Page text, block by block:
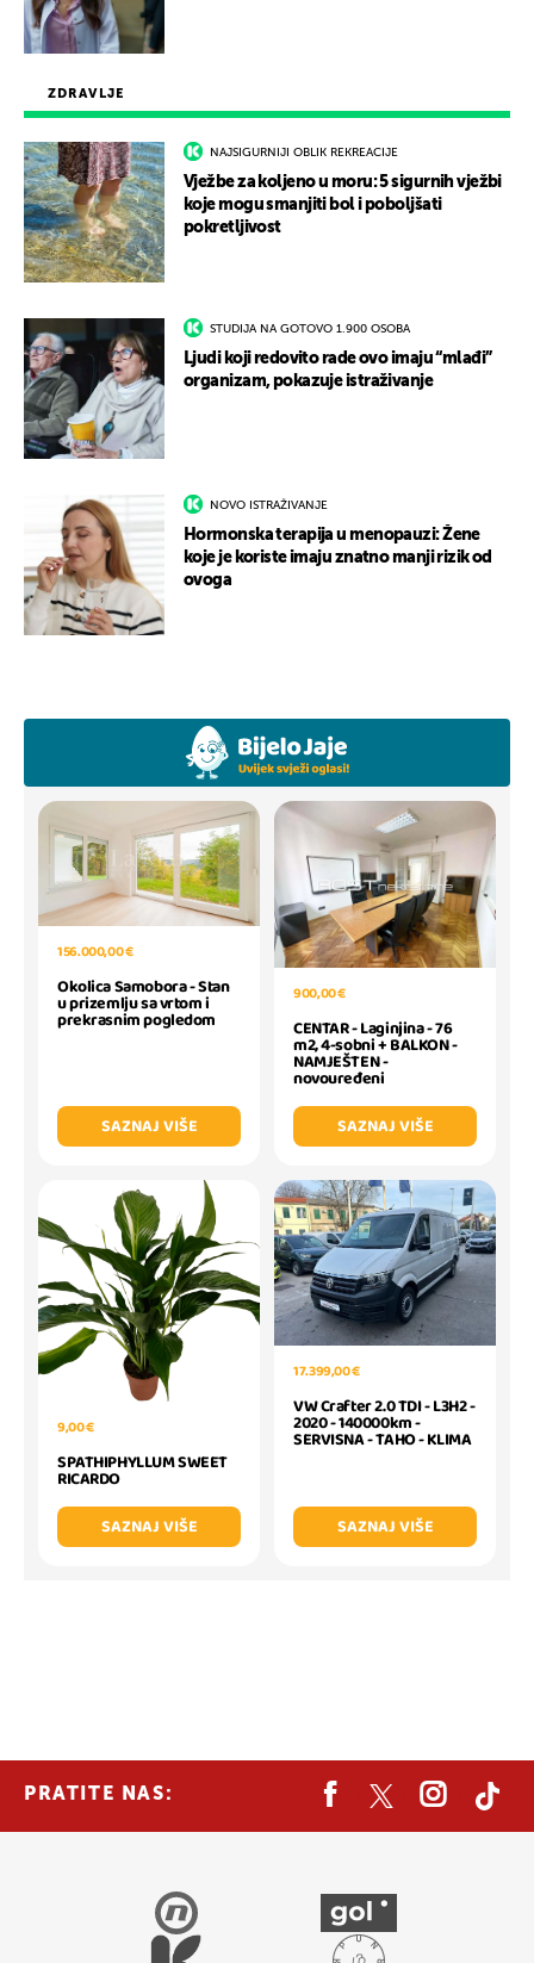
ZDRAVLJE
NAJSIGURNIJI OBLIK REKREACIJE
Vježbe za koljeno u moru: 5 sigurnih vježbi
koje mogu smanjiti bol i poboljšati
pokretljivost
STUDIJA NA GOTOVO 1.900 OSOBA
Ljudi koji redovito rade ovo imaju “mlađi”
organizam, pokazuje istraživanje
NOVO ISTRAŽIVANJE
Hormonska terapija u menopauzi: Žene
koje je koriste imaju znatno manji rizik od
ovoga
156.000,00 €
Okolica Samobora - Stan
u prizemlju sa vrtom i
prekrasnim pogledom
SAZNAJ VIŠE
900,00 €
CENTAR - Laginjina - 76
m2, 4-sobni + BALKON -
NAMJEŠTEN -
novouređeni
SAZNAJ VIŠE
9,00 €
SPATHIPHYLLUM SWEET
RICARDO
SAZNAJ VIŠE
17.399,00 €
VW Crafter 2.0 TDI - L3H2 -
2020 - 140000km -
SERVISNA - TAHO - KLIMA
SAZNAJ VIŠE
PRATITE NAS: